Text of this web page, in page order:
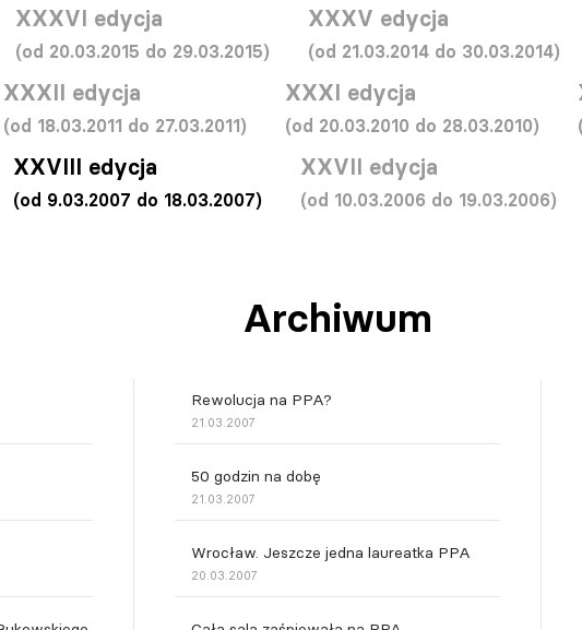
XXXVI edycja
(od 20.03.2015 do 29.03.2015)
XXXV edycja
(od 21.03.2014 do 30.03.2014)
XXXII edycja
(od 18.03.2011 do 27.03.2011)
XXXI edycja
(od 20.03.2010 do 28.03.2010)
XXVIII edycja
(od 9.03.2007 do 18.03.2007)
XXVII edycja
(od 10.03.2006 do 19.03.2006)
Archiwum
Rewolucja na PPA?
21.03.2007
50 godzin na dobę
21.03.2007
Wrocław. Jeszcze jedna laureatka PPA
20.03.2007